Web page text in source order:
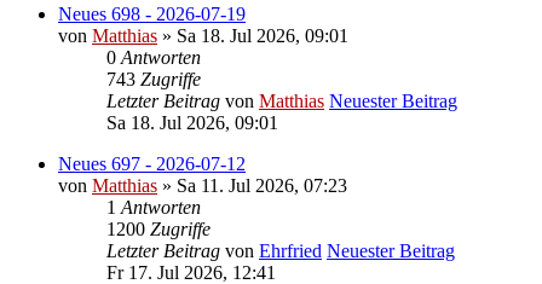
Neues 698 - 2026-07-19
von Matthias » Sa 18. Jul 2026, 09:01
0 Antworten
743 Zugriffe
Letzter Beitrag von Matthias Neuester Beitrag
Sa 18. Jul 2026, 09:01
Neues 697 - 2026-07-12
von Matthias » Sa 11. Jul 2026, 07:23
1 Antworten
1200 Zugriffe
Letzter Beitrag von Ehrfried Neuester Beitrag
Fr 17. Jul 2026, 12:41